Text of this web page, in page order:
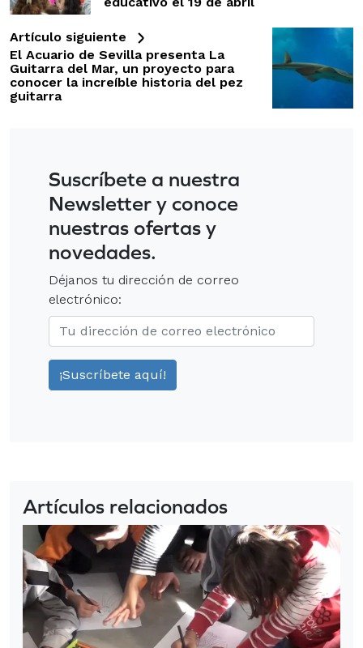
Artículo siguiente
El Acuario de Sevilla presenta La
Guitarra del Mar, un proyecto para
conocer la increíble historia del pez
guitarra
Suscríbete a nuestra
Newsletter y conoce
nuestras ofertas y
novedades.
Déjanos tu dirección de correo
electrónico:
Artículos relacionados